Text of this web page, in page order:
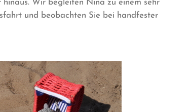
Wir begleiten Nina zu einem sehr
und beobachten Sie bei handfester